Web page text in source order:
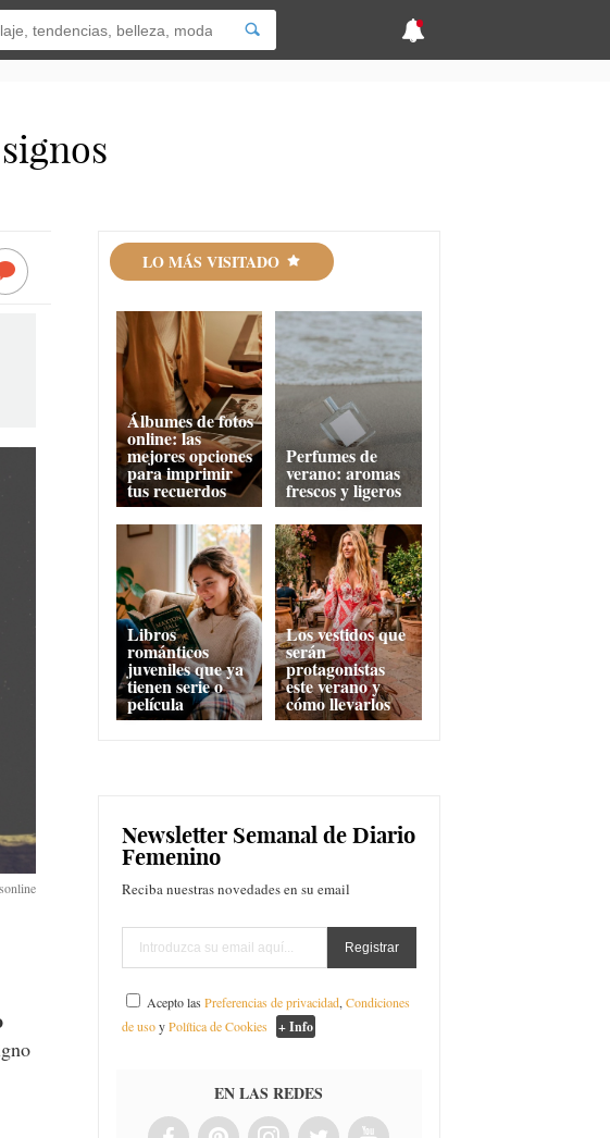
LO MÁS VISITADO
Álbumes de fotos
online: las
mejores opciones
para imprimir
tus recuerdos
Perfumes de
verano: aromas
frescos y ligeros
Libros
románticos
juveniles que ya
tienen serie o
película
Los vestidos que
serán
protagonistas
este verano y
cómo llevarlos
Newsletter Semanal de Diario
Femenino
Reciba nuestras novedades en su email
Acepto lasPreferencias de privacidad,Condiciones
de usoyPolítica de Cookies + Info
EN LAS REDES